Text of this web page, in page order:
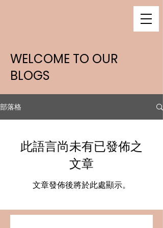
WELCOME TO OUR
BLOGS
部落格
此語言尚未有已發佈之
文章
文章發佈後將於此處顯示。